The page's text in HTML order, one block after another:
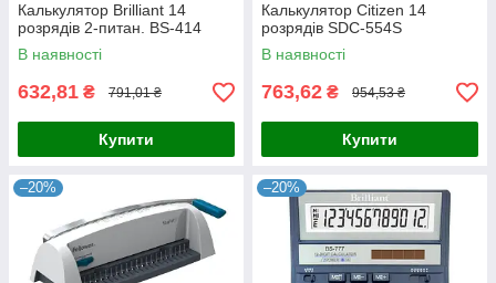
Калькулятор Brilliant 14
розрядів 2-питан. BS-414
В наявності
632,81 ₴ 791,01 ₴
Купити
Калькулятор Citizen 14
розрядів SDC-554S
В наявності
763,62 ₴ 954,53 ₴
Купити
–20% –20%